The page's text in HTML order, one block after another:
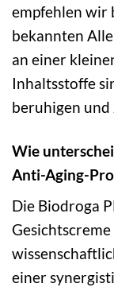
empfehlen wir
bekannten
an einer
Inhaltsstoffe
beruhigen und
Wie
Anti-Aging-
Die Biodroga
einer